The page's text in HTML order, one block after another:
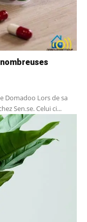
Lors de sa
Sen.se. Celui ci...